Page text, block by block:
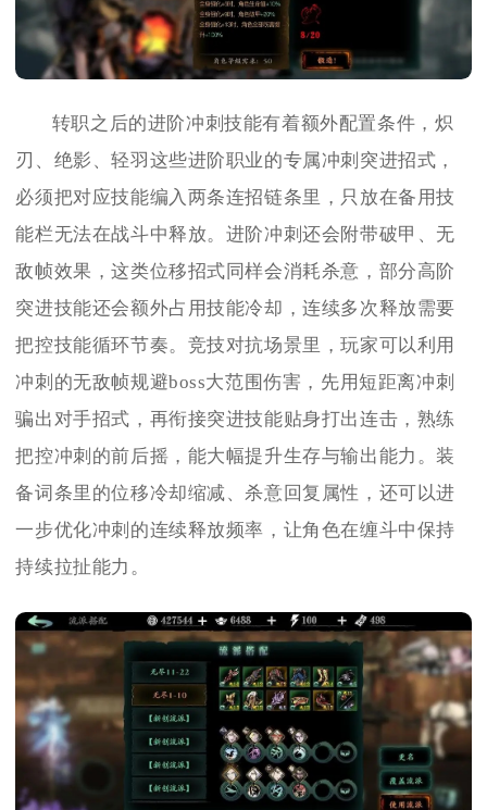
转职之后的进阶冲刺技能有着额外配置条件，炽
刃、绝影、轻羽这些进阶职业的专属冲刺突进招式，
必须把对应技能编入两条连招链条里，只放在备用技
能栏无法在战斗中释放。进阶冲刺还会附带破甲、无
敌帧效果，这类位移招式同样会消耗杀意，部分高阶
突进技能还会额外占用技能冷却，连续多次释放需要
把控技能循环节奏。竞技对抗场景里，玩家可以利用
冲刺的无敌帧规避boss大范围伤害，先用短距离冲刺
骗出对手招式，再衔接突进技能贴身打出连击，熟练
把控冲刺的前后摇，能大幅提升生存与输出能力。装
备词条里的位移冷却缩减、杀意回复属性，还可以进
一步优化冲刺的连续释放频率，让角色在缠斗中保持
持续拉扯能力。